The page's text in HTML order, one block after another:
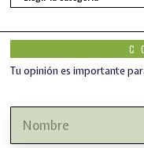
Tu opinión es importante